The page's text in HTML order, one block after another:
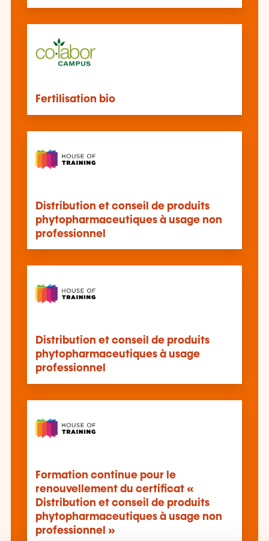
Fertilisation bio
Distribution et conseil de produits
phytopharmaceutiques à usage non
professionnel
Distribution et conseil de produits
phytopharmaceutiques à usage
professionnel
Formation continue pour le
renouvellement du certificat «
Distribution et conseil de produits
phytopharmaceutiques à usage non
professionnel »